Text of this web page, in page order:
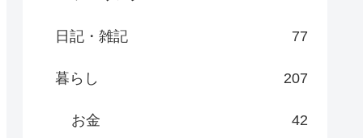
日記・雑記 77
暮らし 207
お金 42